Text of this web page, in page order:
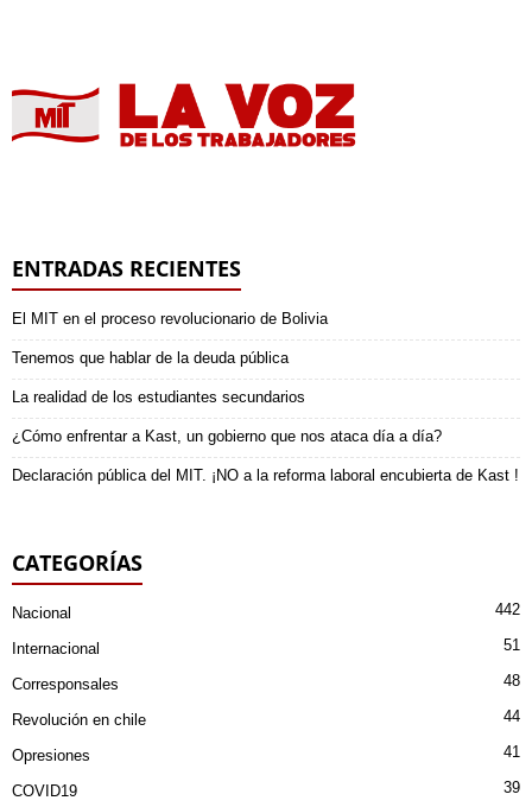
ENTRADAS RECIENTES
El MIT en el proceso revolucionario de Bolivia
Tenemos que hablar de la deuda pública
La realidad de los estudiantes secundarios
¿Cómo enfrentar a Kast, un gobierno que nos ataca día a día?
Declaración pública del MIT. ¡NO a la reforma laboral encubierta de Kast !
CATEGORÍAS
Nacional 442
Internacional 51
Corresponsales 48
Revolución en chile 44
Opresiones 41
COVID19 39